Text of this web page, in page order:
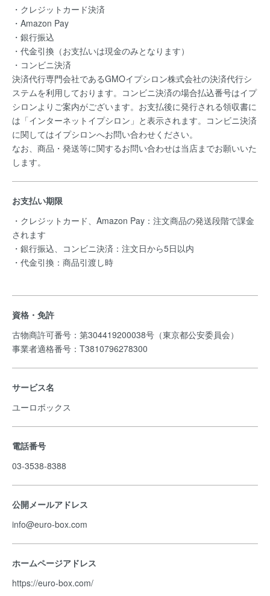
・クレジットカード決済
・Amazon Pay
・銀行振込
・代金引換（お支払いは現金のみとなります）
・コンビニ決済
決済代行専門会社であるGMOイプシロン株式会社の決済代行シ
ステムを利用しております。コンビニ決済の場合払込番号はイプ
シロンよりご案内がございます。お支払後に発行される領収書に
は「インターネットイプシロン」と表示されます。コンビニ決済
に関してはイプシロンへお問い合わせください。
なお、商品・発送等に関するお問い合わせは当店までお願いいた
します。
お支払い期限
・クレジットカード、Amazon Pay：注文商品の発送段階で課金
されます
・銀行振込、コンビニ決済：注文日から5日以内
・代金引換：商品引渡し時
資格・免許
古物商許可番号：第304419200038号（東京都公安委員会）
事業者適格番号：T3810796278300
サービス名
ユーロボックス
電話番号
03-3538-8388
公開メールアドレス
info@euro-box.com
ホームページアドレス
https://euro-box.com/